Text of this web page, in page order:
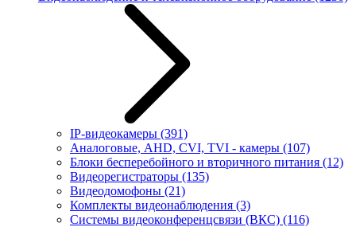
IP-видеокамеры (391)
Аналоговые, AHD, CVI, TVI - камеры (107)
Блоки бесперебойного и вторичного питания (12)
Видеорегистраторы (135)
Видеодомофоны (21)
Комплекты видеонаблюдения (3)
Системы видеоконференцсвязи (ВКС) (116)